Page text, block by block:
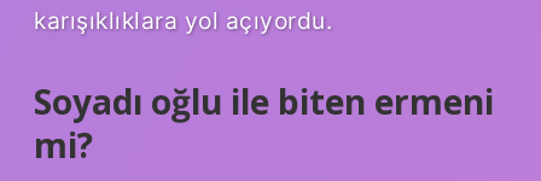
karışıklıklara yol açıyordu.
Soyadı oğlu ile biten ermeni
mi?